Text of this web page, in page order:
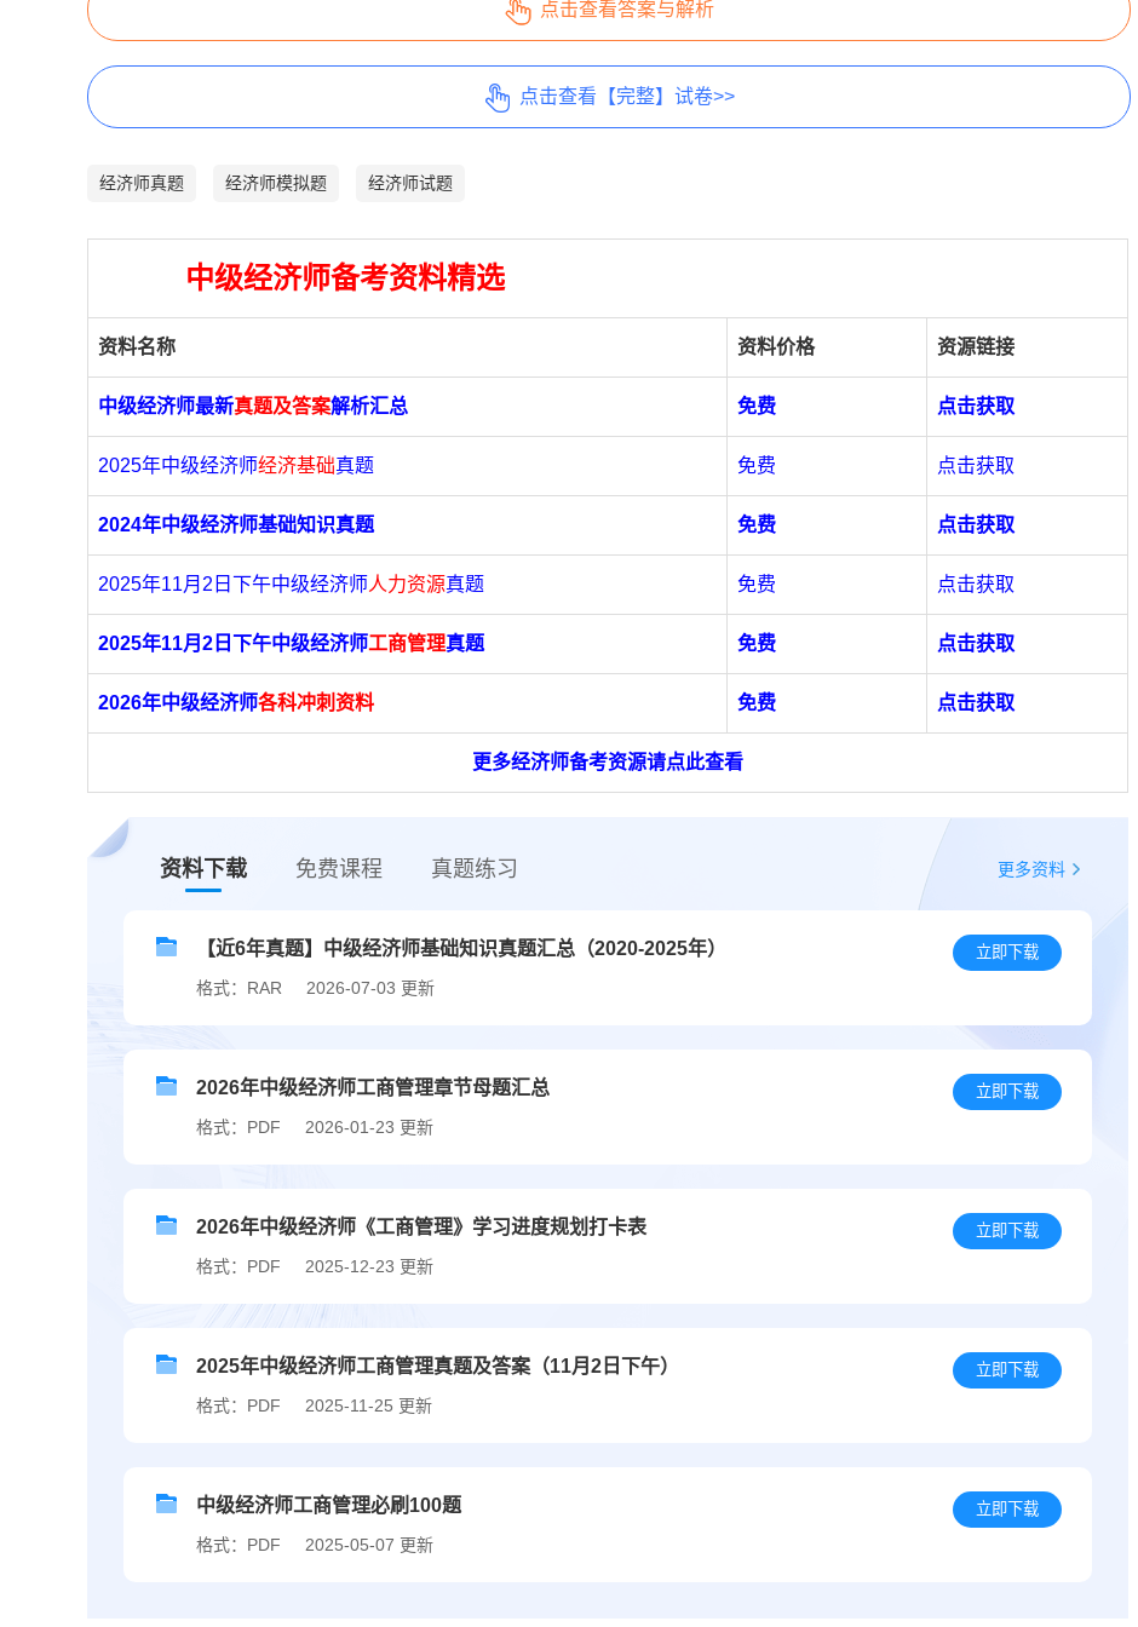
点击查看答案与解析
点击查看【完整】试卷>>
经济师真题 经济师模拟题 经济师试题
中级经济师备考资料精选
资料名称 资料价格 资源链接
中级经济师最新真题及答案解析汇总 免费 点击获取
2025年中级经济师经济基础真题 免费 点击获取
2024年中级经济师基础知识真题 免费 点击获取
2025年11月2日下午中级经济师人力资源真题 免费 点击获取
2025年11月2日下午中级经济师工商管理真题 免费 点击获取
2026年中级经济师各科冲刺资料 免费 点击获取
更多经济师备考资源请点此查看
资料下载 免费课程 真题练习 更多资料
【近6年真题】中级经济师基础知识真题汇总（2020-2025年）
格式：RAR 2026-07-03 更新
立即下载
2026年中级经济师工商管理章节母题汇总
格式：PDF 2026-01-23 更新
立即下载
2026年中级经济师《工商管理》学习进度规划打卡表
格式：PDF 2025-12-23 更新
立即下载
2025年中级经济师工商管理真题及答案（11月2日下午）
格式：PDF 2025-11-25 更新
立即下载
中级经济师工商管理必刷100题
格式：PDF 2025-05-07 更新
立即下载